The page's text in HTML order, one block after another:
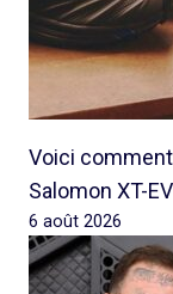
Voici
Salomon XT-
6 août 2026